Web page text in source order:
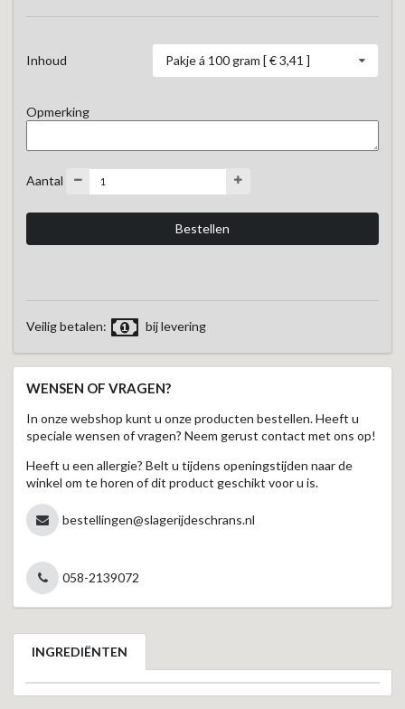
Inhoud Pakje á 100 gram [ € 3,41 ]
Opmerking
Aantal
Veilig betalen: bij levering
WENSEN OF VRAGEN?
In onze webshop kunt u onze producten bestellen. Heeft u
speciale wensen of vragen? Neem gerust contact met ons op!
Heeft u een allergie? Belt u tijdens openingstijden naar de
winkel om te horen of dit product geschikt voor u is.
bestellingen@slagerijdeschrans.nl
058-2139072
INGREDIËNTEN